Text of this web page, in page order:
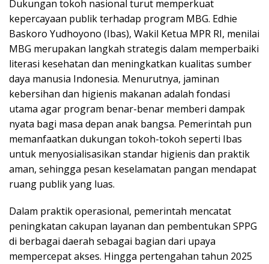
Dukungan tokoh nasional turut memperkuat
kepercayaan publik terhadap program MBG. Edhie
Baskoro Yudhoyono (Ibas), Wakil Ketua MPR RI, menilai
MBG merupakan langkah strategis dalam memperbaiki
literasi kesehatan dan meningkatkan kualitas sumber
daya manusia Indonesia. Menurutnya, jaminan
kebersihan dan higienis makanan adalah fondasi
utama agar program benar-benar memberi dampak
nyata bagi masa depan anak bangsa. Pemerintah pun
memanfaatkan dukungan tokoh-tokoh seperti Ibas
untuk menyosialisasikan standar higienis dan praktik
aman, sehingga pesan keselamatan pangan mendapat
ruang publik yang luas.
Dalam praktik operasional, pemerintah mencatat
peningkatan cakupan layanan dan pembentukan SPPG
di berbagai daerah sebagai bagian dari upaya
mempercepat akses. Hingga pertengahan tahun 2025